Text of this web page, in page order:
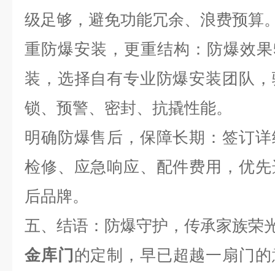
级足够，避免功能冗余、浪费预算
重防爆安装，更重结构：防爆效果
装，选择自有专业防爆安装团队
锁、预警、密封、抗撬性能。
明确防爆售后，保障长期：签订
检修、应急响应、配件费用，优
后品牌。
五、结语：防爆守护，传承家族荣
金库门 的定制，早已超越一扇门